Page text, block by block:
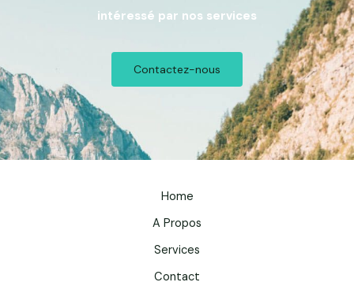
intéressé par nos services
Contactez-nous
Home
A Propos
Services
Contact